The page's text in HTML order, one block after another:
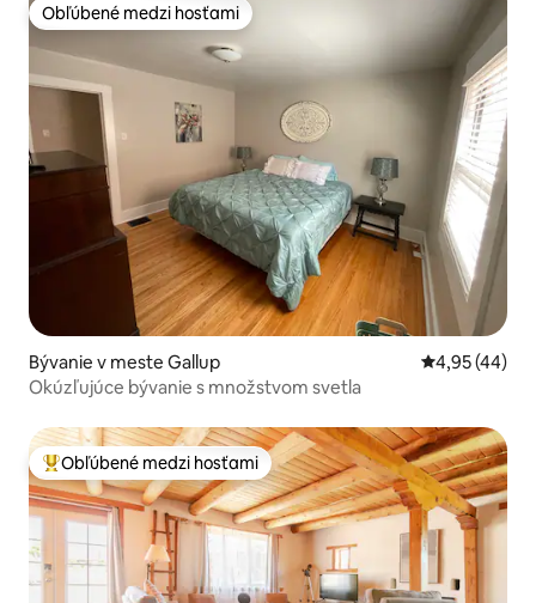
Obľúbené medzi hosťami
Obľúbené medzi hosťami
Bývanie v meste Gallup Priemerné
4,95 (44)
Okúzľujúce bývanie s množstvom svetla
Najobľúbenejšie medzi hosťami
Obľúbené medzi hosťami